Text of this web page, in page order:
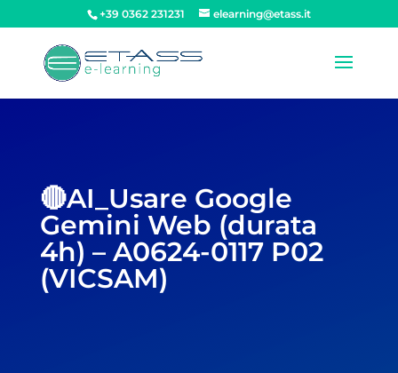
+39 0362 231231 elearning@etass.it
🔴AI_Usare Google
Gemini Web (durata
4h) – A0624-0117 P02
(VICSAM)